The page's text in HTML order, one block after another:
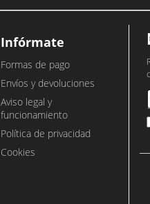
Infórmate
Formas de pago
Envíos y devoluciones
Aviso legal y
funcionamiento
Política de privacidad
Cookies